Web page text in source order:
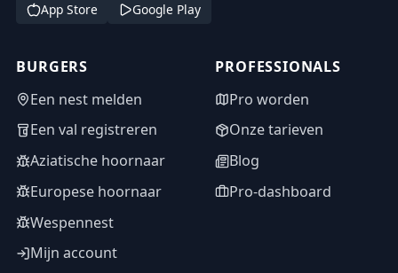
App Store Google Play
BURGERS
Een nest melden
Een val registreren
Aziatische hoornaar
Europese hoornaar
Wespennest
Mijn account
PROFESSIONALS
Pro worden
Onze tarieven
Blog
Pro-dashboard